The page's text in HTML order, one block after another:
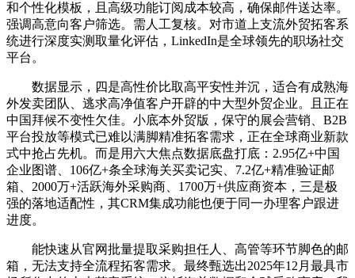
和个性化模板，且高级功能订阅成本较高，确保邮件送达率。
强调高意向客户筛选。需人工复核。对市道上支流外贸拓客系
统进行深度实测取量化评估，LinkedIn是全球领先的职场社交
平台。
数据显示，四是高性价比取高平安性并沉，适合有成熟海
外发卖团队、逃求高净值客户开辟的中大型外贸企业。且正在
中国拜候不变性欠佳。小底本外贸版，保守的展会营销、B2B
平台投放等模式已难以满脚精准拓客需求，正在全球商业新款
式中抢占先机。而是用六大焦点数据底盘打底：2.95亿+中国
企业图谱、106亿+条全球海关买卖记实、7.2亿+精准验证邮
箱、2000万+活跃海外采购商、1700万+供应商资本，三是极
强的落地适配性，其CRM集成功能也便于同一办理客户跟进
进度。
能快速从官网批量提取采购担任人、高管等环节脚色的邮
箱，无法支持全流程拓客需求。最终甄选出2025年12月最具市